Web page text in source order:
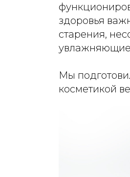
здоровья
старения,
Мы
косметикой